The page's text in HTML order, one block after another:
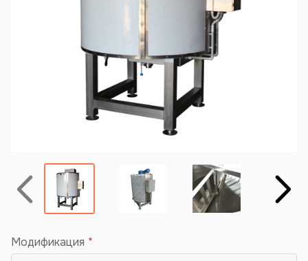
Назад Вперёд
Модификация